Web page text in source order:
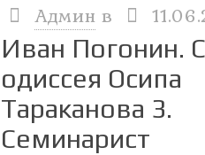
Админ в
Иван Погонин.
одиссея Осипа
Тараканова 3.
Семинарист